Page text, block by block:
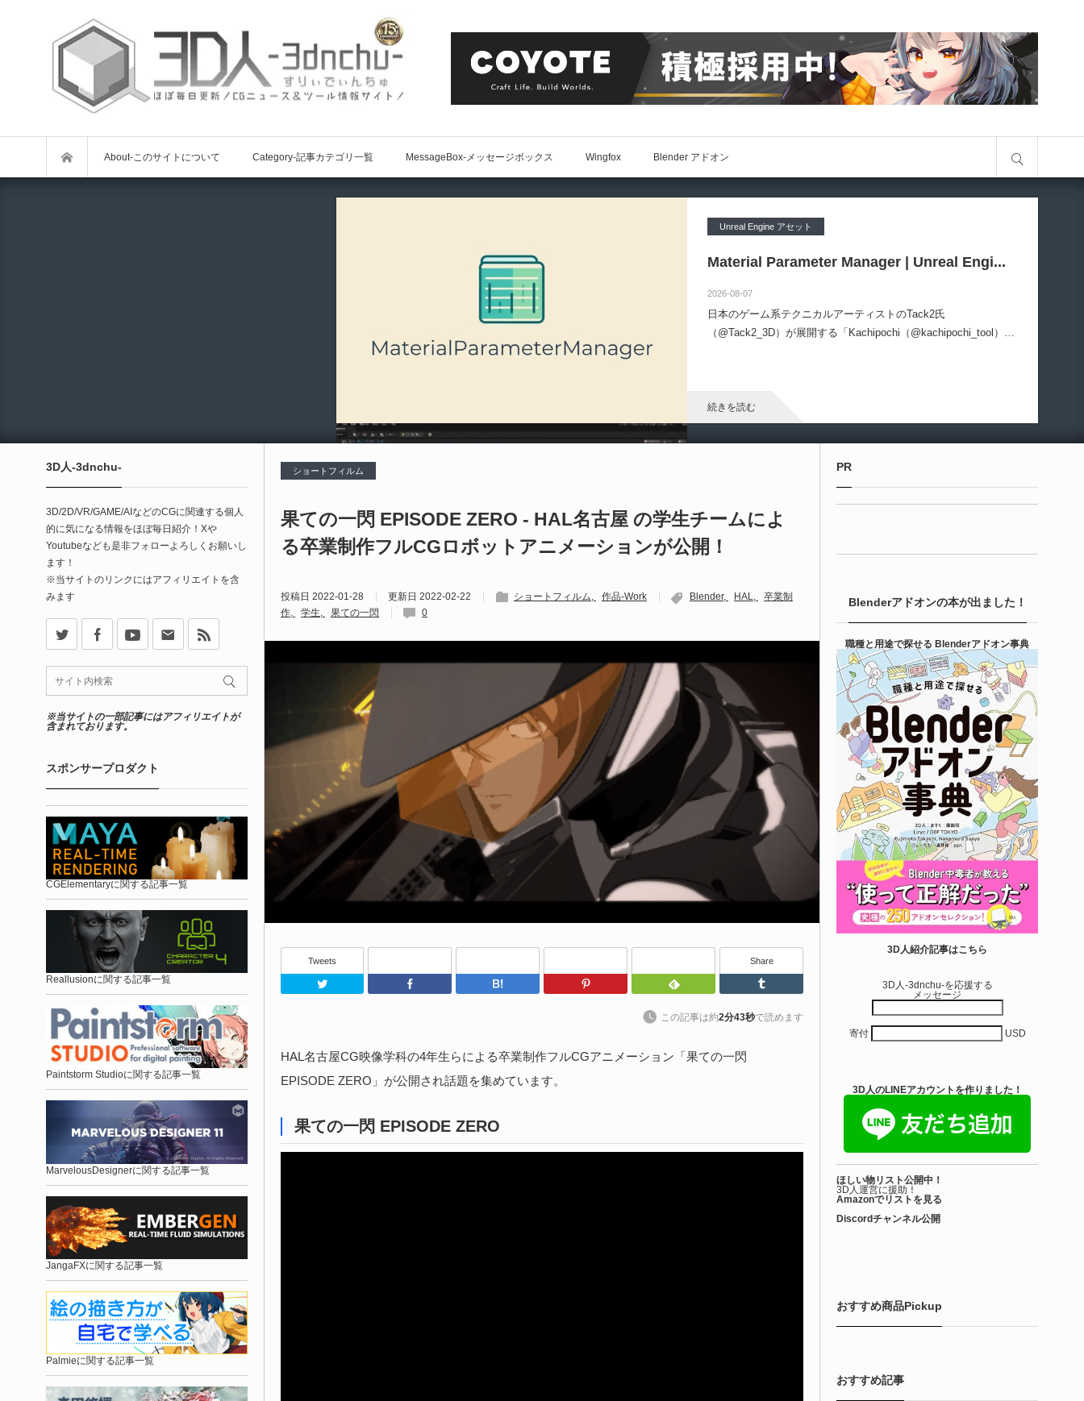
About-このサイトについて Category-記事カテゴリ一覧 MessageBox-メッセージボックス Wingfox Blender アドオン
Unreal Engine アセット
Material Parameter Manager | Unreal Engi...
2026-08-07
日本のゲーム系テクニカルアーティストのTack2氏
（@Tack2_3D）が展開する「Kachipochi（@kachipochi_tool）」
ルです。
続きを読む
Pipe It | 直感的にパイプ形状を構築出来るUnre
al Engine 5...
2026-08-05
れました！
Unreal Engine アセット
Directive Utilities | ブループリントライブラリ
やエディタス...
2026-08-03
Unreal Directiveによる「Directive Utilities」はブループリントライ
ブラリやエディタスクリプト API の機能不足を補うオープンソー
スの Unreal Engine プラグインです。FabとGithub上で無料公開さ
れています！
Unity 本
わせて作れる | ktk.kum...
2026-08-03
ktk.kumamoto氏によるUnity向けエフェクト教本「Unityエフェク
トレシピブック パーツを組み合わせて作れる」が2026年7月13日
に翔泳社から発売されています！
SiroinoSotai | 完全無料＆CC0 で商用利用OK
ショートフィルム
果ての一閃 EPISODE ZERO - HAL名古屋 の学生チームによ
る卒業制作フルCGロボットアニメーションが公開！
投稿日 2022-01-28 更新日 2022-02-22 ショートフィルム 作品-Work Blender HAL
卒業制
作
学生 果ての一閃 0
Tweets
Twitter Facebook はてなブックマークPinterest Feedly
Share
この記事は約2分43秒で読めます
HAL名古屋CG映像学科の4年生らによる卒業制作フルCGアニメーション「果ての一閃
EPISODE ZERO」が公開され話題を集めています。
果ての一閃 EPISODE ZERO
3D人-3dnchu-
3D/2D/VR/GAME/AIなどのCGに関連する個人
的に気になる情報をほぼ毎日紹介！Xや
Youtubeなども是非フォローよろしくお願いし
ます！
※当サイトのリンクにはアフィリエイトを含
みます
※当サイトの一部記事にはアフィリエイトが
含まれております。
スポンサープロダクト
CGElementaryに関する記事一覧
Reallusionに関する記事一覧
Paintstorm Studioに関する記事一覧
MarvelousDesignerに関する記事一覧
JangaFXに関する記事一覧
Palmieに関する記事一覧
PR
Blenderアドオンの本が出ました！
職種と用途で探せる Blenderアドオン事典
3D人紹介記事はこちら
3D人-3dnchu-を応援する
メッセージ
寄付 USD
3D人のLINEアカウントを作りました！
ほしい物リスト公開中！
3D人運営に援助！
Amazonでリストを見る
Discordチャンネル公開
おすすめ商品Pickup
おすすめ記事